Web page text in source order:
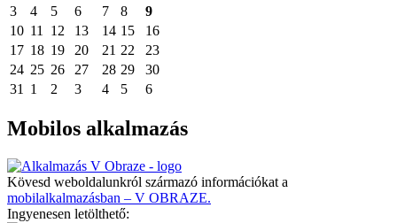
3
4 5 6 7 8
9
10 11 12 13 14 15
16
17 18 19 20 21 22
23
24 25 26 27 28 29
30
31
1 2 3 4 5 6
Mobilos alkalmazás
Kövesd weboldalunkról származó információkat a
mobilalkalmazásban – V OBRAZE.
Ingyenesen letölthető: